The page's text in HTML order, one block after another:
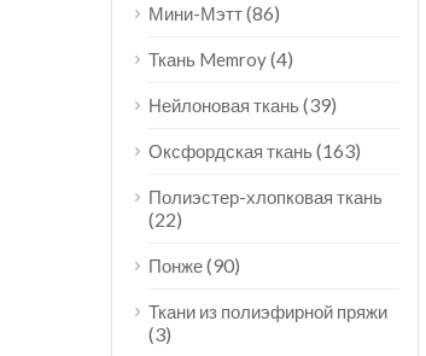
Мини-Мэтт(86)
Ткань Memroy(4)
Нейлоновая ткань(39)
Оксфордская ткань(163)
Полиэстер-хлопковая ткань
(22)
Понже(90)
Ткани из полиэфирной пряжи
(3)